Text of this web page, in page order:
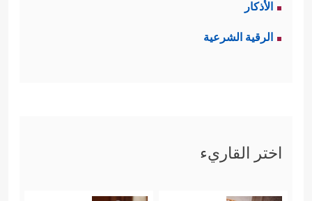
الأذكار
الرقية الشرعية
اختر القاريء